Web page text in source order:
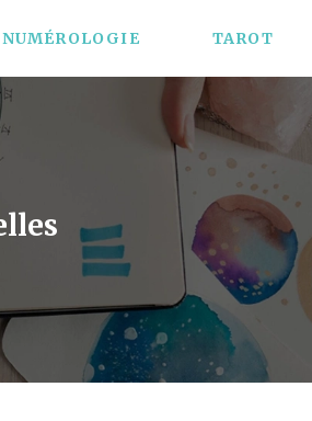
NUMÉROLOGIE TAROT